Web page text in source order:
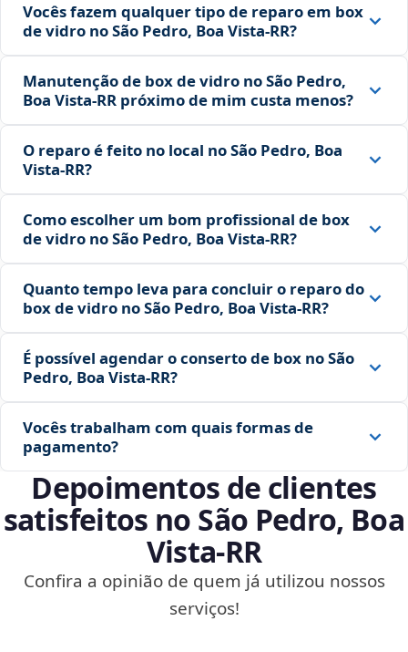
Vocês fazem qualquer tipo de reparo em box
de vidro no São Pedro, Boa Vista‑RR?
Manutenção de box de vidro no São Pedro,
Boa Vista‑RR próximo de mim custa menos?
O reparo é feito no local no São Pedro, Boa
Vista‑RR?
Como escolher um bom profissional de box
de vidro no São Pedro, Boa Vista‑RR?
Quanto tempo leva para concluir o reparo do
box de vidro no São Pedro, Boa Vista‑RR?
É possível agendar o conserto de box no São
Pedro, Boa Vista‑RR?
Vocês trabalham com quais formas de
pagamento?
Depoimentos de clientes
satisfeitos no São Pedro, Boa
Vista‑RR
Confira a opinião de quem já utilizou nossos
serviços!